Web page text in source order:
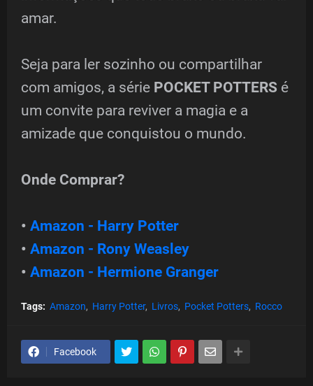
amar.
Seja para ler sozinho ou compartilhar
com amigos, a série POCKET POTTERS é
um convite para reviver a magia e a
amizade que conquistou o mundo.
Onde Comprar?
• Amazon - Harry Potter
• Amazon - Rony Weasley
• Amazon - Hermione Granger
Tags: Amazon Harry Potter Livros Pocket Potters Rocco
Facebook